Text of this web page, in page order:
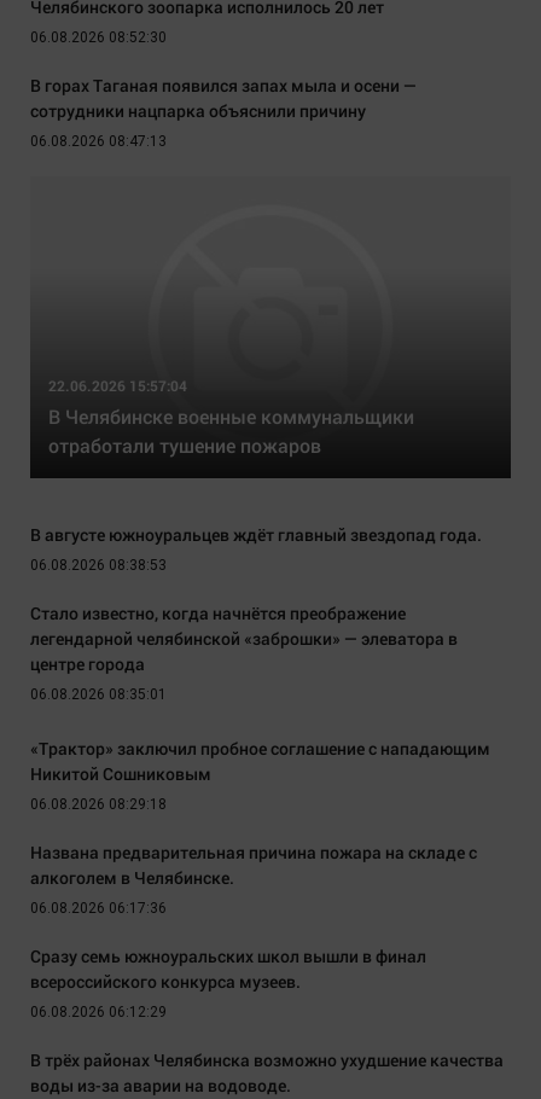
Челябинского зоопарка исполнилось 20 лет
06.08.2026 08:52:30
В горах Таганая появился запах мыла и осени —
сотрудники нацпарка объяснили причину
06.08.2026 08:47:13
22.06.2026 15:57:04
В Челябинске военные коммунальщики
отработали тушение пожаров
В августе южноуральцев ждёт главный звездопад года.
06.08.2026 08:38:53
Стало известно, когда начнётся преображение
легендарной челябинской «заброшки» — элеватора в
центре города
06.08.2026 08:35:01
«Трактор» заключил пробное соглашение с нападающим
Никитой Сошниковым
06.08.2026 08:29:18
Названа предварительная причина пожара на складе с
алкоголем в Челябинске.
06.08.2026 06:17:36
Сразу семь южноуральских школ вышли в финал
всероссийского конкурса музеев.
06.08.2026 06:12:29
В трёх районах Челябинска возможно ухудшение качества
воды из-за аварии на водоводе.